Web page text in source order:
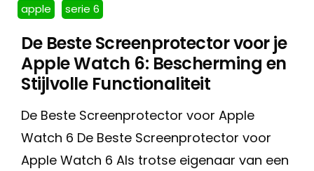
apple serie 6
De Beste Screenprotector voor je
Apple Watch 6: Bescherming en
Stijlvolle Functionaliteit
De Beste Screenprotector voor Apple
Watch 6 De Beste Screenprotector voor
Apple Watch 6 Als trotse eigenaar van een